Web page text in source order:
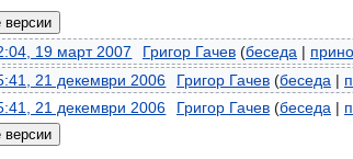
19 март 2007 Григор Гачев (беседа |
21 декември 2006 Григор Гачев (беседа |
21 декември 2006 Григор Гачев (беседа |